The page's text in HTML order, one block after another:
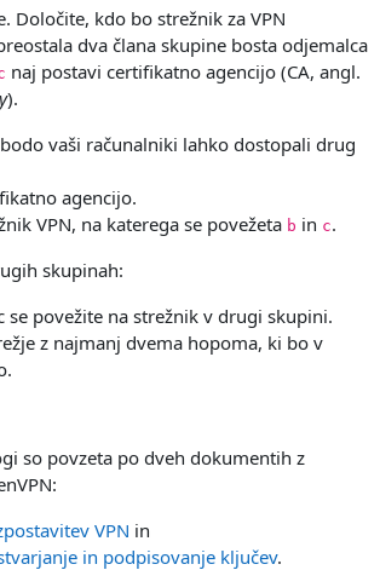
Določite, kdo bo strežnik za VPN
dva člana skupine bosta odjemalca
naj postavi certifikatno agencijo (CA, angl.
).
vaši računalniki lahko dostopali drug
agencijo.
VPN, na katerega se povežeta b in c.
skupinah:
se povežite na strežnik v drugi skupini.
z najmanj dvema hopoma, ki bo v
so povzeta po dveh dokumentih z
VPN in
in podpisovanje ključev.